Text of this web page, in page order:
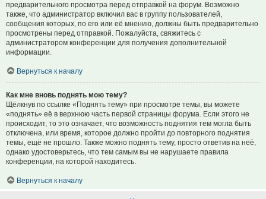
предварительного просмотра перед отправкой на форум. Возможно
также, что администратор включил вас в группу пользователей,
сообщения которых, по его или её мнению, должны быть предварительно
просмотрены перед отправкой. Пожалуйста, свяжитесь с
администратором конференции для получения дополнительной
информации.
Вернуться к началу
Как мне вновь поднять мою тему?
Щёлкнув по ссылке «Поднять тему» при просмотре темы, вы можете
«поднять» её в верхнюю часть первой страницы форума. Если этого не
происходит, то это означает, что возможность поднятия тем могла быть
отключена, или время, которое должно пройти до повторного поднятия
темы, ещё не прошло. Также можно поднять тему, просто ответив на неё,
однако удостоверьтесь, что тем самым вы не нарушаете правила
конференции, на которой находитесь.
Вернуться к началу